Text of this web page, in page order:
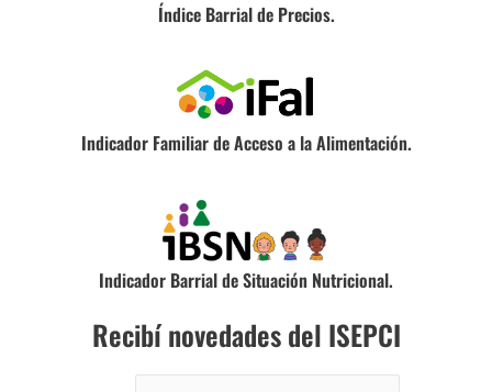
Índice Barrial de Precios.
Indicador Familiar de Acceso a la Alimentación.
Indicador Barrial de Situación Nutricional.
Recibí novedades del ISEPCI